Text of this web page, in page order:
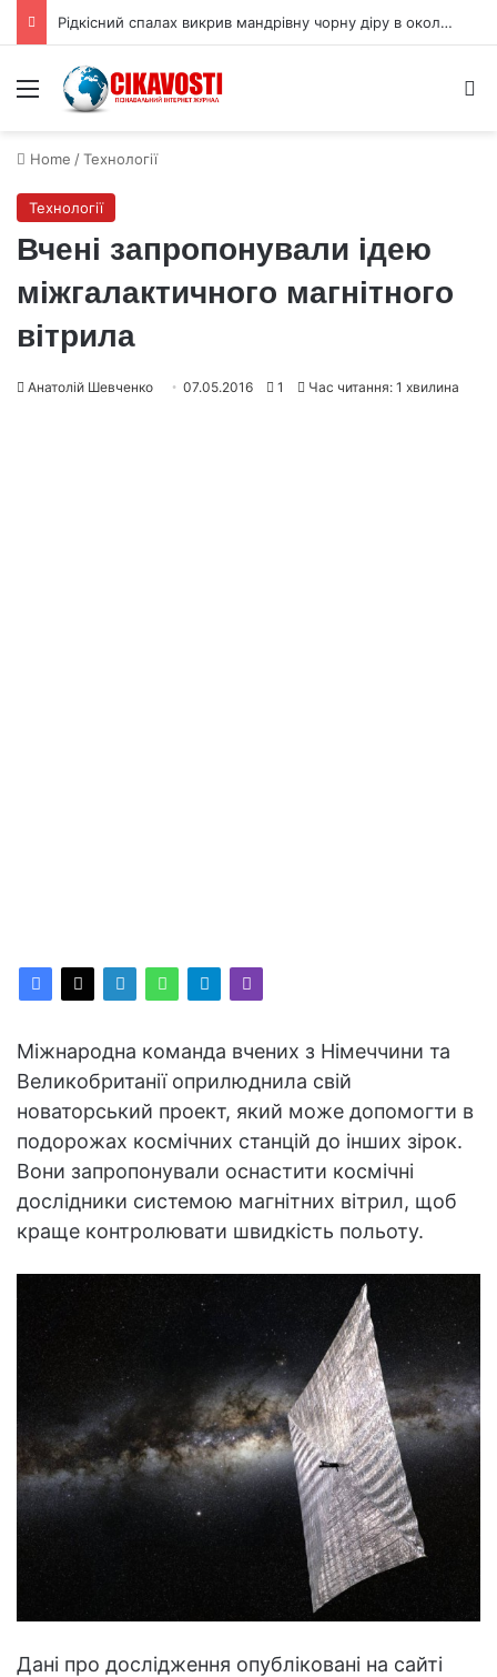
Фізики відтворили приховану 3D форму квантової хвильової функції
Menu
Home /Технології
Технології
Вчені запропонували ідею
міжгалактичного магнітного
вітрила
Анатолій Шевченко 07.05.2016 1 Час читання: 1 хвилина
Міжнародна команда вчених з Німеччини та
Великобританії оприлюднила свій
новаторський проект, який може допомогти в
подорожах космічних станцій до інших зірок.
Вони запропонували оснастити космічні
дослідники системою магнітних вітрил, щоб
краще контролювати швидкість польоту.
Дані про дослідження опубліковані на сайті